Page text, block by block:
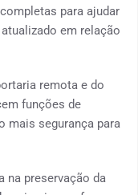
para ajudar
em relação
remota e do
funções de
mais segurança para
na preservação da